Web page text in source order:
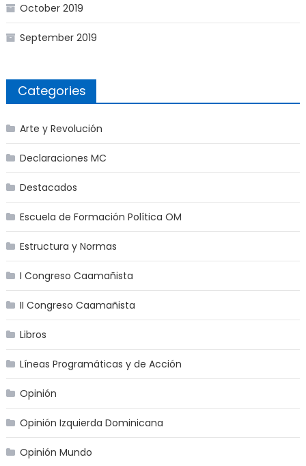
October 2019
September 2019
Categories
Arte y Revolución
Declaraciones MC
Destacados
Escuela de Formación Política OM
Estructura y Normas
I Congreso Caamañista
II Congreso Caamañista
Libros
Líneas Programáticas y de Acción
Opinión
Opinión Izquierda Dominicana
Opinión Mundo